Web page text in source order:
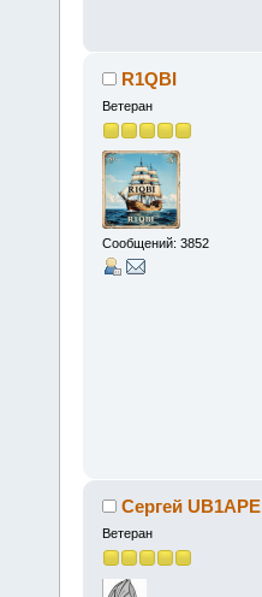
R1QBI
Ветеран
Сообщений: 3852
Сергей UB1APE
Ветеран